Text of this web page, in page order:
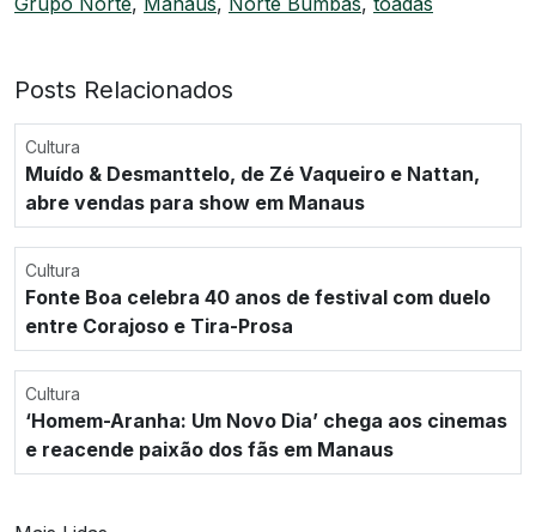
Posts Relacionados
Cultura
Muído & Desmanttelo, de Zé Vaqueiro e Nattan,
abre vendas para show em Manaus
Cultura
Fonte Boa celebra 40 anos de festival com duelo
entre Corajoso e Tira-Prosa
Cultura
‘Homem-Aranha: Um Novo Dia’ chega aos cinemas
e reacende paixão dos fãs em Manaus